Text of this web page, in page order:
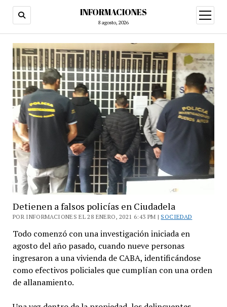
INFORMACIONES
8 agosto, 2026
abrir
menú
Detienen a falsos policías en Ciudadela
POR INFORMACIONES EL 28 ENERO, 2021 6:43 PM | SOCIEDAD
Todo comenzó con una investigación iniciada en
agosto del año pasado, cuando nueve personas
ingresaron a una vivienda de CABA, identificándose
como efectivos policiales que cumplían con una orden
de allanamiento.